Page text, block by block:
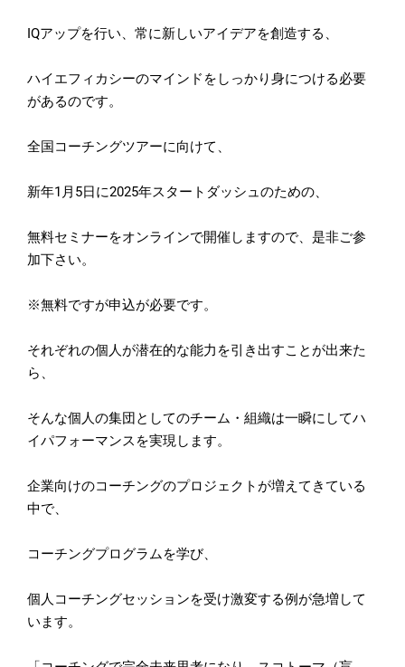
IQアップを行い、常に新しいアイデアを創造する、
ハイエフィカシーのマインドをしっかり身につける必要
があるのです。
全国コーチングツアーに向けて、
新年1月5日に2025年スタートダッシュのための、
無料セミナーをオンラインで開催しますので、是非ご参
加下さい。
※無料ですが申込が必要です。
それぞれの個人が潜在的な能力を引き出すことが出来た
ら、
そんな個人の集団としてのチーム・ 組織は一瞬にしてハ
イパフォーマンスを実現します。
企業向けのコーチングのプロジェクトが増えてきている
中で、
コーチングプログラムを学び、
個人コーチングセッションを受け激変する例が急増して
います。